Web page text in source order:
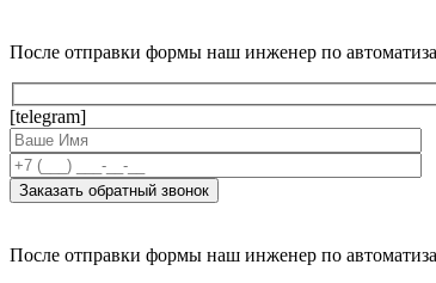
После отправки формы наш инженер по
[telegram]
После отправки формы наш инженер по